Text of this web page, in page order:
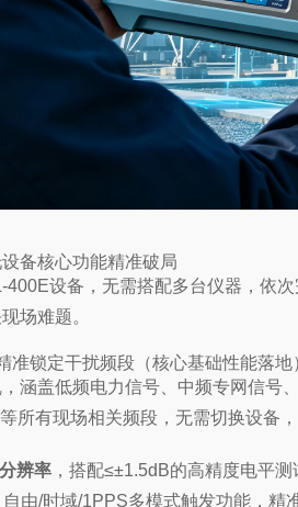
备核心功能精准破局
400E设备，无需搭配多台仪器，依
场难题。
准锁定干扰频段（核心基础性能落地
涵盖低频电力信号、中频专网信号
所有现场相关频段，无需切换设备
辨率 ，搭配≤±1.5dB的高精度电平
自由/时域/1PPS多模式触发功能，精